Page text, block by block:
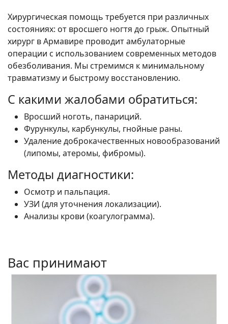
Хирургическая помощь требуется при различных
состояниях: от вросшего ногтя до грыж. Опытный
хирург в Армавире проводит амбулаторные
операции с использованием современных методов
обезболивания. Мы стремимся к минимальному
травматизму и быстрому восстановлению.
С какими жалобами обратиться:
Вросший ноготь, панариций.
Фурункулы, карбункулы, гнойные раны.
Удаление доброкачественных новообразований
(липомы, атеромы, фибромы).
Методы диагностики:
Осмотр и пальпация.
УЗИ (для уточнения локализации).
Анализы крови (коагулограмма).
Вас принимают